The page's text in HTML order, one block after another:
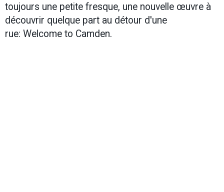
toujours une petite fresque, une nouvelle œuvre à
découvrir quelque part au détour d'une
rue: Welcome to Camden.